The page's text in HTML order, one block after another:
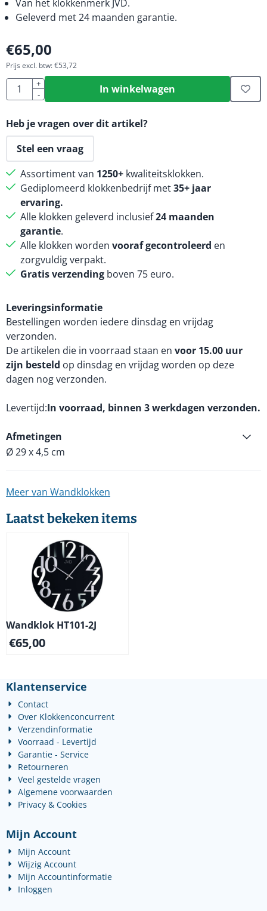
Van het klokkenmerk JVD.
Geleverd met 24 maanden garantie.
€65,00
Prijs excl. btw:€53,72
Aantal
+
-
In winkelwagen
Heb je vragen over dit artikel?
Stel een vraag
Assortiment van 1250+ kwaliteitsklokken.
Gediplomeerd klokkenbedrijf met35+ jaar
ervaring.
Alle klokken geleverd inclusief24 maanden
garantie.
Alle klokken worden vooraf gecontroleerd en
zorgvuldig verpakt.
Gratis verzending boven 75 euro.
Leveringsinformatie
Bestellingen worden iedere dinsdag en vrijdag
verzonden.
De artikelen die in voorraad staan en voor 15.00 uur
zijn besteld op dinsdag en vrijdag worden op deze
dagen nog verzonden.
Levertijd In voorraad, binnen 3 werkdagen verzonden.
Afmetingen
Ø 29 x 4,5 cm
Meer van Wandklokken
Laatst bekeken items
Wandklok HT101-2J
€65,00
Klantenservice
Contact
Over Klokkenconcurrent
Verzendinformatie
Voorraad - Levertijd
Garantie - Service
Retourneren
Veel gestelde vragen
Algemene voorwaarden
Privacy & Cookies
Mijn Account
Mijn Account
Wijzig Account
Mijn Accountinformatie
Inloggen